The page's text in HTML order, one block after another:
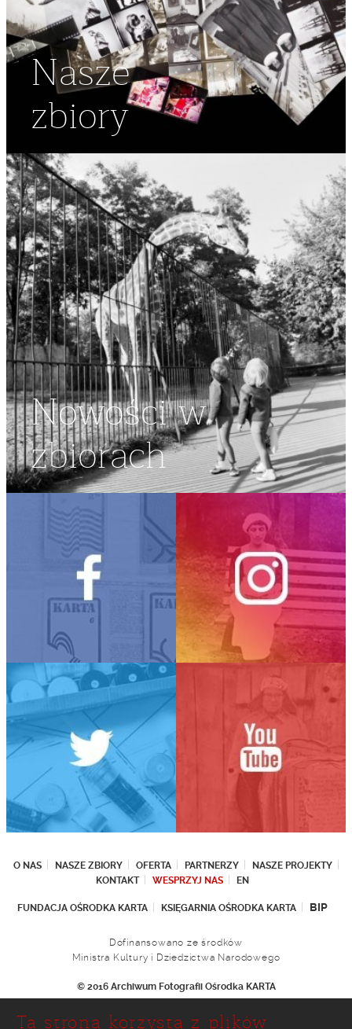
Nasze
zbiory
Nowości w
zbiorach
O NAS NASZE ZBIORY OFERTA PARTNERZY
NASZE PROJEKTY
KONTAKT
WESPRZYJ NAS EN
FUNDACJA OŚRODKA KARTA KSIĘGARNIA OŚRODKA KARTA BIP
Dofinansowano ze środków
Ministra Kultury i Dziedzictwa Narodowego
© 2016 Archiwum Fotografii Ośrodka KARTA
Ul. Narbutta 29
Ta strona korzysta z plików